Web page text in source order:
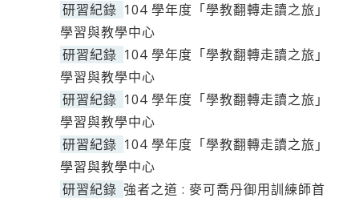
研習紀錄 104 學年度「學教翻轉走讀之旅」
學習與教學中心
研習紀錄 104 學年度「學教翻轉走讀之旅」
學習與教學中心
研習紀錄 104 學年度「學教翻轉走讀之旅」
學習與教學中心
研習紀錄 104 學年度「學教翻轉走讀之旅」
學習與教學中心
研習紀錄 強者之道 : 麥可喬丹御用訓練師首